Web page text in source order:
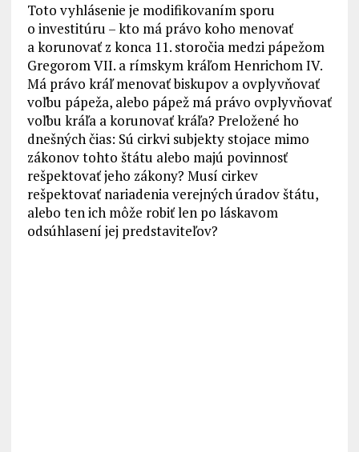
Toto vyhlásenie je modifikovaním sporu
o investitúru – kto má právo koho menovať
a korunovať z konca 11. storočia medzi pápežom
Gregorom VII. a rímskym kráľom Henrichom IV.
Má právo kráľ menovať biskupov a ovplyvňovať
voľbu pápeža, alebo pápež má právo ovplyvňovať
voľbu kráľa a korunovať kráľa? Preložené ho
dnešných čias: Sú cirkvi subjekty stojace mimo
zákonov tohto štátu alebo majú povinnosť
rešpektovať jeho zákony? Musí cirkev
rešpektovať nariadenia verejných úradov štátu,
alebo ten ich môže robiť len po láskavom
odsúhlasení jej predstaviteľov?